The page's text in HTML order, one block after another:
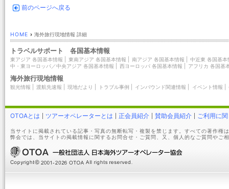
前のページへ戻る
HOME › 海外旅行現地情報 詳細
トラベルサポート 各国基本情報
東アジア 各国基本情報 東南アジア 各国基本情報 南アジア 各国基本情報
中近東 各国基本
中・東ヨーロッパ／中央アジア 各国基本情報
西ヨーロッパ 各国基本情報 アフリカ 各国基
海外旅行現地情報
観光情報 渡航先速報 現地だより トラブル事例 インバウンド関連情報 イベント情報
OTOAとは ツアーオペレーターとは 正会員紹介 賛助会員紹介 ご利用に
当サイトに掲載されている記事・写真の無断転写・複製を禁じます。すべての著作権
弊会では、当サイトの掲載情報に関するお問合せ・ご質問、又、個人的なご質問やご